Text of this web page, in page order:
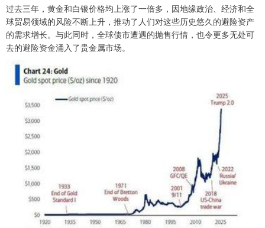
过去三年，黄金和白银价格均上涨了一倍多，因地缘政治、经济和全
球贸易领域的风险不断上升，推动了人们对这些历史悠久的避险资产
的需求增长。与此同时，全球债市遭遇的抛售行情，也令更多无处可
去的避险资金涌入了贵金属市场。